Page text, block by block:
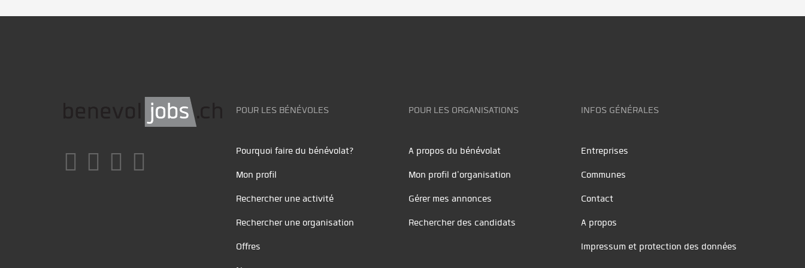
POUR LES BÉNÉVOLES
Pourquoi faire du bénévolat?
Mon profil
Rechercher une activité
Rechercher une organisation
Offres
POUR LES ORGANISATIONS
A propos du bénévolat
Mon profil d'organisation
Gérer mes annonces
Rechercher des candidats
INFOS GÉNÉRALES
Entreprises
Communes
Contact
A propos
Impressum et protection des données